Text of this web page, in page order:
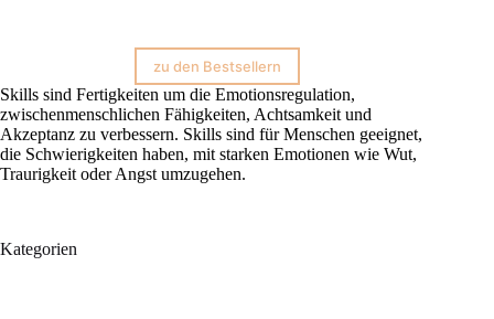
zu den Bestsellern
Skills sind Fertigkeiten um die Emotionsregulation,
zwischenmenschlichen Fähigkeiten, Achtsamkeit und
Akzeptanz zu verbessern. Skills sind für Menschen geeignet,
die Schwierigkeiten haben, mit starken Emotionen wie Wut,
Traurigkeit oder Angst umzugehen.
Kategorien